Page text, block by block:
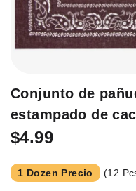
Saltar
principio
de
la
galería
de
Conjunto de
estampado de
$4.99
1 Dozen Precio (12